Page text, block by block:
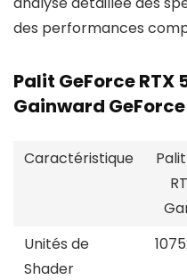
des performances
Palit GeForce
Gainward
Caractéristique
Unités de
Shader